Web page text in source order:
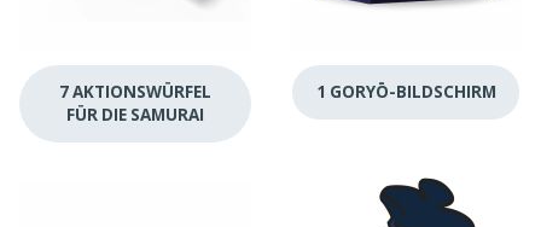
7 AKTIONSWÜRFEL
FÜR DIE SAMURAI
1 GORYŌ-BILDSCHIRM